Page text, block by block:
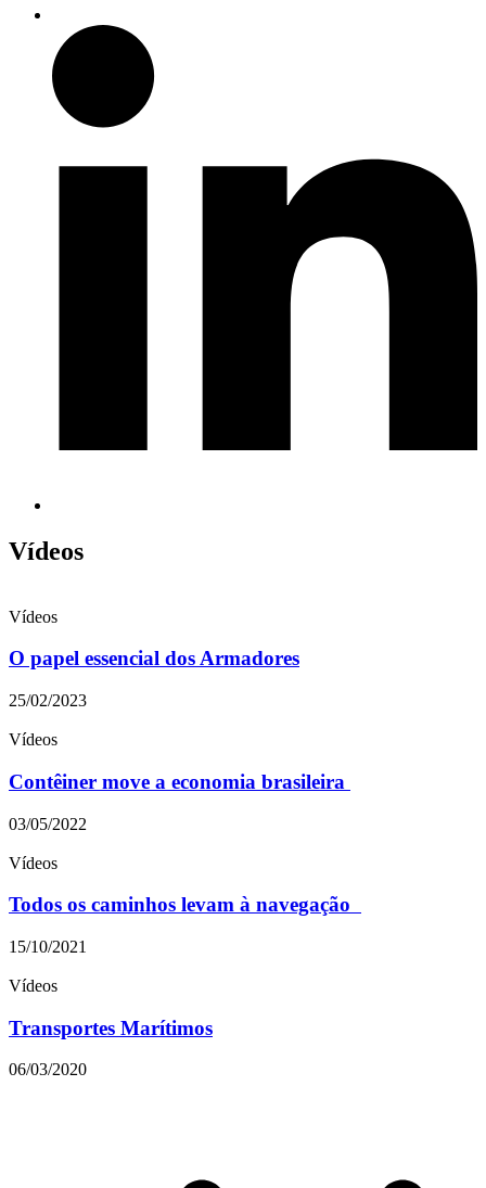
Vídeos
Vídeos
O papel essencial dos Armadores
25/02/2023
Vídeos
Contêiner move a economia brasileira
03/05/2022
Vídeos
Todos os caminhos levam à navegação
15/10/2021
Vídeos
Transportes Marítimos
06/03/2020